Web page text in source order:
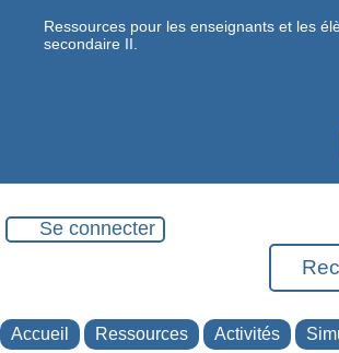
Ressources pour les enseignants et les
secondaire II.
Se connecter
Accueil Ressources Activités